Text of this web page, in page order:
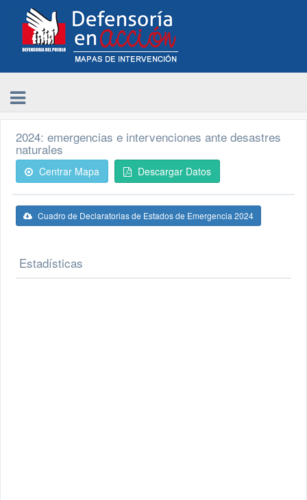
2024: emergencias e intervenciones ante desastres
naturales
Centrar Mapa Descargar Datos
Cuadro de Declaratorias de Estados de Emergencia 2024
Estadísticas